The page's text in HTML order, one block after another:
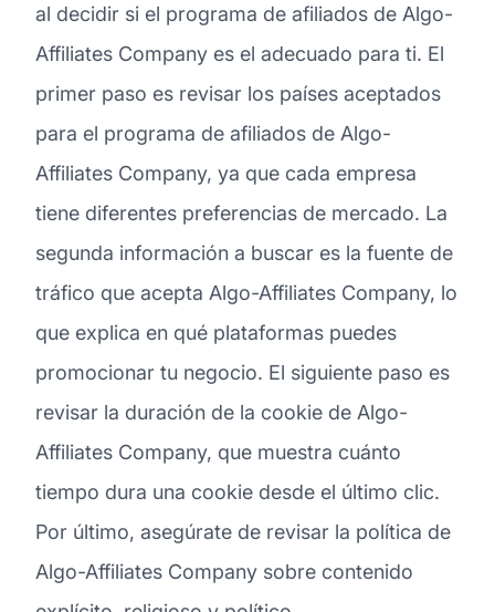
al decidir si el programa de afiliados de Algo-
Affiliates Company es el adecuado para ti. El
primer paso es revisar los países aceptados
para el programa de afiliados de Algo-
Affiliates Company, ya que cada empresa
tiene diferentes preferencias de mercado. La
segunda información a buscar es la fuente de
tráfico que acepta Algo-Affiliates Company, lo
que explica en qué plataformas puedes
promocionar tu negocio. El siguiente paso es
revisar la duración de la cookie de Algo-
Affiliates Company, que muestra cuánto
tiempo dura una cookie desde el último clic.
Por último, asegúrate de revisar la política de
Algo-Affiliates Company sobre contenido